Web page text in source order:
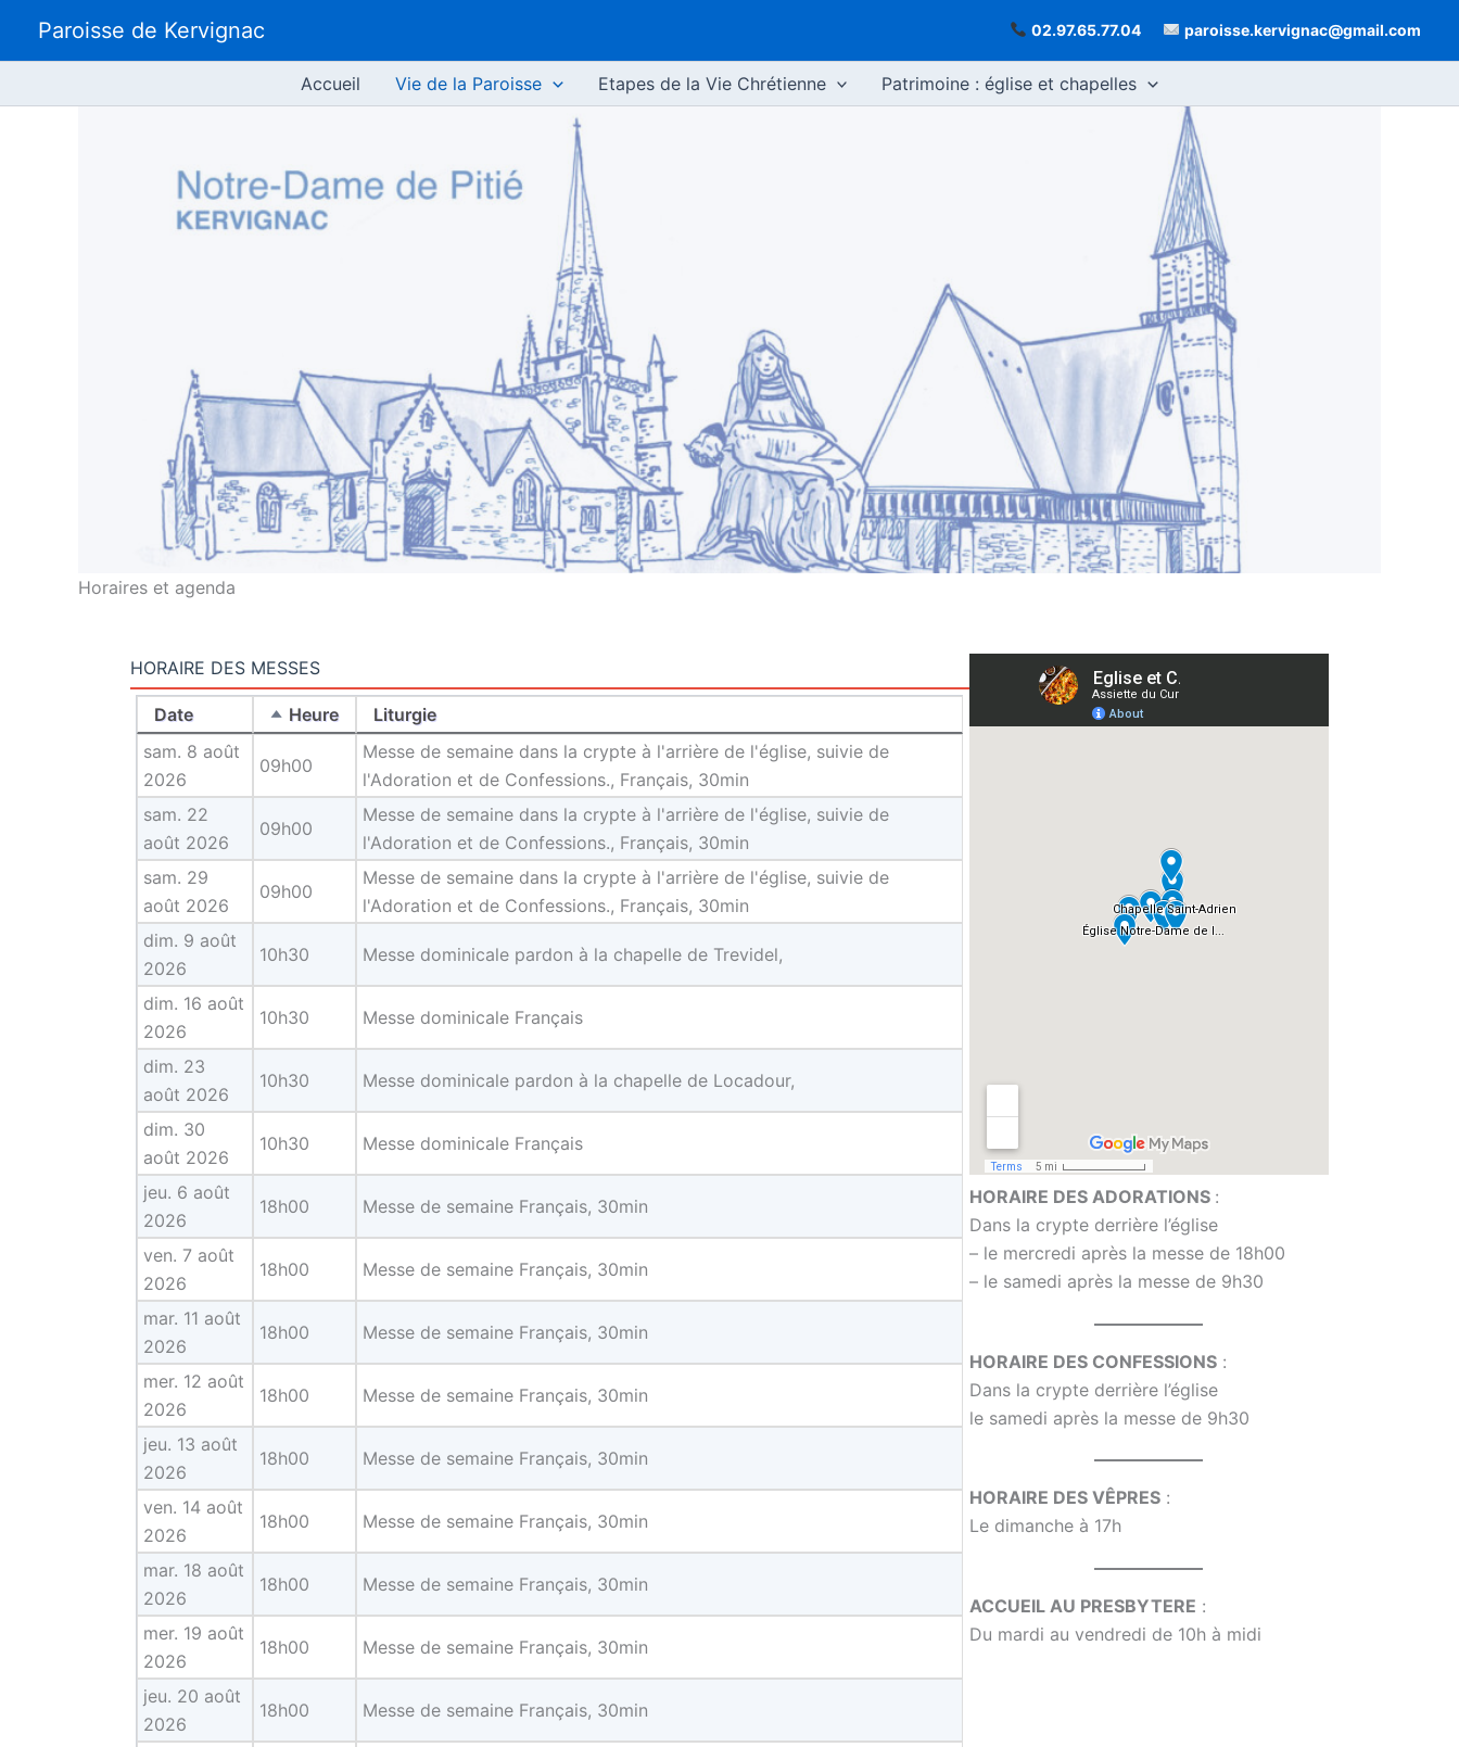
Paroisse de Kervignac 02.97.65.77.04 paroisse.kervignac@gmail.com
Accueil Vie de la Paroisse Etapes de la Vie Chrétienne Patrimoine : église et chapelles
Horaires et agenda
HORAIRE DES MESSES
Date Heure
Liturgie
sam. 8 août
2026
09h00
Messe de semaine dans la crypte à l'arrière de l'église, suivie de
l'Adoration et de Confessions., Français, 30min
sam. 22
août 2026
09h00
Messe de semaine dans la crypte à l'arrière de l'église, suivie de
l'Adoration et de Confessions., Français, 30min
sam. 29
août 2026
09h00
Messe de semaine dans la crypte à l'arrière de l'église, suivie de
l'Adoration et de Confessions., Français, 30min
dim. 9 août
2026
10h30 Messe dominicale pardon à la chapelle de Trevidel,
dim. 16 août
2026
10h30 Messe dominicale Français
dim. 23
août 2026
10h30 Messe dominicale pardon à la chapelle de Locadour,
dim. 30
août 2026
10h30 Messe dominicale Français
jeu. 6 août
2026
18h00 Messe de semaine Français, 30min
ven. 7 août
2026
18h00 Messe de semaine Français, 30min
mar. 11 août
2026
18h00 Messe de semaine Français, 30min
mer. 12 août
2026
18h00 Messe de semaine Français, 30min
jeu. 13 août
2026
18h00 Messe de semaine Français, 30min
ven. 14 août
2026
18h00 Messe de semaine Français, 30min
mar. 18 août
2026
18h00 Messe de semaine Français, 30min
mer. 19 août
2026
18h00 Messe de semaine Français, 30min
jeu. 20 août
2026
18h00 Messe de semaine Français, 30min
HORAIRE DES ADORATIONS :
Dans la crypte derrière l’église
– le mercredi après la messe de 18h00
– le samedi après la messe de 9h30
HORAIRE DES CONFESSIONS:
Dans la crypte derrière l’église
le samedi après la messe de 9h30
HORAIRE DES VÊPRES:
Le dimanche à 17h
ACCUEIL AU PRESBYTERE :
Du mardi au vendredi de 10h à midi